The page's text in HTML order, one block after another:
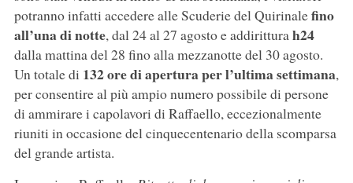
potranno infatti accedere alle Scuderie del Quirinalefino
all’una di notte, dal 24 al 27 agosto e addiritturah24
dalla mattina del 28 fino alla mezzanotte del 30 agosto.
Un totale di 132 ore di apertura per l’ultima settimana,
per consentire al più ampio numero possibile di persone
di ammirare i capolavori di Raffaello, eccezionalmente
riuniti in occasione del cinquecentenario della scomparsa
del grande artista.